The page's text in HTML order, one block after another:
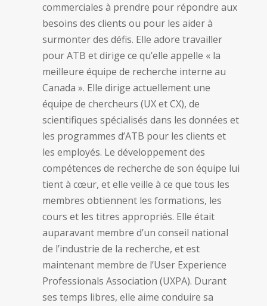
commerciales à prendre pour répondre aux
besoins des clients ou pour les aider à
surmonter des défis. Elle adore travailler
pour ATB et dirige ce qu’elle appelle « la
meilleure équipe de recherche interne au
Canada ». Elle dirige actuellement une
équipe de chercheurs (UX et CX), de
scientifiques spécialisés dans les données et
les programmes d’ATB pour les clients et
les employés. Le développement des
compétences de recherche de son équipe lui
tient à cœur, et elle veille à ce que tous les
membres obtiennent les formations, les
cours et les titres appropriés. Elle était
auparavant membre d’un conseil national
de l’industrie de la recherche, et est
maintenant membre de l’User Experience
Professionals Association (UXPA). Durant
ses temps libres, elle aime conduire sa